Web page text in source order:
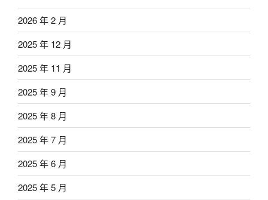
2026 年 2 月
2025 年 12 月
2025 年 11 月
2025 年 9 月
2025 年 8 月
2025 年 7 月
2025 年 6 月
2025 年 5 月